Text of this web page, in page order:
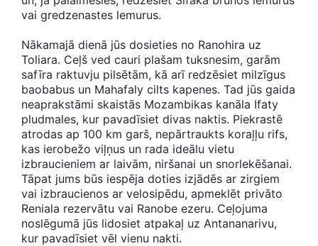
vai gredzenastes lemurus.
Nākamajā dienā jūs dosieties no Ranohira uz
Toliara. Ceļš ved cauri plašam tuksnesim, garām
safīra raktuvju pilsētām, kā arī redzēsiet milzīgus
baobabus un Mahafaly cilts kapenes. Tad jūs gaida
neaprakstāmi skaistās Mozambikas kanāla Ifaty
pludmales, kur pavadīsiet divas naktis. Piekrastē
atrodas ap 100 km garš, nepārtraukts koraļļu rifs,
kas ierobežo viļņus un rada ideālu vietu
izbraucieniem ar laivām, niršanai un snorlekēšanai.
Tāpat jums būs iespēja doties izjādēs ar zirgiem
vai izbraucienos ar velosipēdu, apmeklēt privāto
Reniala rezervātu vai Ranobe ezeru. Ceļojuma
noslēgumā jūs lidosiet atpakaļ uz Antananarivu,
kur pavadīsiet vēl vienu nakti.